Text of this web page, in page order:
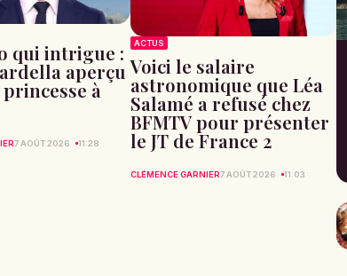
qui intrigue :
aperçu
à
7 AOÛT 2026 11:28
ACTUS
Voici le salaire
astronomique que Léa
Salamé a refusé chez
BFMTV pour présenter
le JT de France 2
CLÉMENCE GARNIER7 AOÛT 2026 11:03